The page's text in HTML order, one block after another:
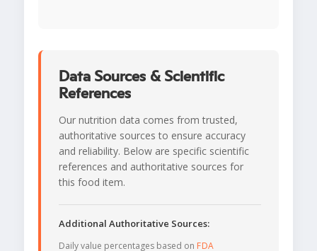
Data Sources & Scientific
References
Our nutrition data comes from trusted,
authoritative sources to ensure accuracy
and reliability. Below are specific scientific
references and authoritative sources for
this food item.
Additional Authoritative Sources:
Daily value percentages based on FDA